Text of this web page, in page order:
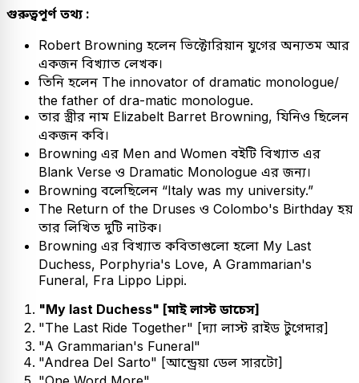
গুরুত্বপূর্ণ তথ্য :
Robert Browning হলেন ভিক্টোরিয়ান যুগের অন্যতম আর
একজন বিখ্যাত লেখক।
তিনি হলেন The innovator of dramatic monologue/
the father of dra-matic monologue.
তার স্ত্রীর নাম Elizabelt Barret Browning, যিনিও ছিলেন
একজন কবি।
Browning এর Men and Women বইটি বিখ্যাত এর
Blank Verse ও Dramatic Monologue এর জন্য।
Browning বলেছিলেন “Italy was my university.”
The Return of the Druses ও Colombo's Birthday হয়
তার লিখিত দুটি নাটক।
Browning এর বিখ্যাত কবিতাগুলো হলো My Last
Duchess, Porphyria's Love, A Grammarian's
Funeral, Fra Lippo Lippi.
"My last Duchess" [মাই লাস্ট ডাচেস]
"The Last Ride Together" [দ্যা লাস্ট রাইড টুগেদার]
"A Grammarian's Funeral"
"Andrea Del Sarto" [আন্ড্রেয়া ডেল সারটো]